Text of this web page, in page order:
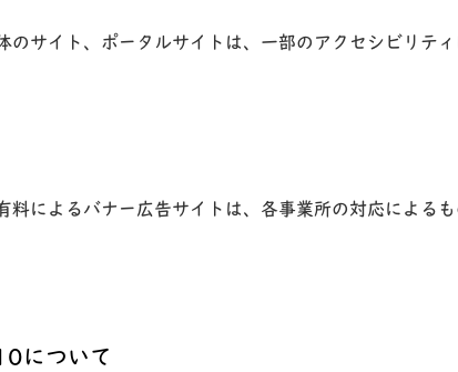
のサイト、ポータルサイトは、一部のアクセシビリテ
料によるバナー広告サイトは、各事業所の対応による
について